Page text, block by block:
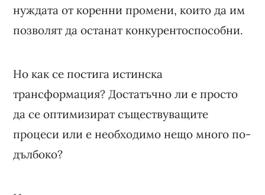
нуждата от коренни промени, които да им
позволят да останат конкурентоспособни.
Но как се постига истинска
трансформация? Достатъчно ли е просто
да се оптимизират съществуващите
процеси или е необходимо нещо много по-
дълбоко?